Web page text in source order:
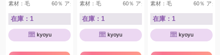
素材：毛 60％ アクリル 40％
在庫：1
kyoyu
素材：毛 60％ アクリル 40％
在庫：1
kyoyu
素材：毛 60％ アク
在庫：1
kyoyu